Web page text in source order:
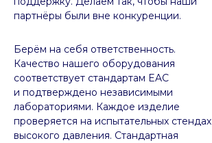
Берём на себя ответственность.
Качество нашего оборудования
соответствует стандартам EAC
и подтверждено независимыми
лабораториями. Каждое изделие
проверяется на испытательных стендах
высокого давления. Стандартная
партнёры были вне конкуренции.